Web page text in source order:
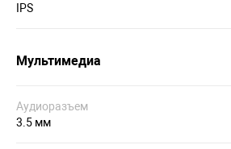
IPS
Мультимедиа
Аудиоразъем
3.5 мм